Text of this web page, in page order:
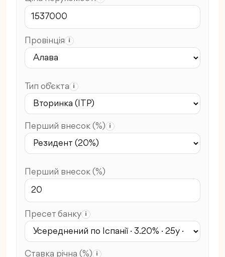
Провінція i
Тип об’єкта i
Перший внесок (%) i
Перший внесок (%)
Пресет банку i
Ставка річна (%) i